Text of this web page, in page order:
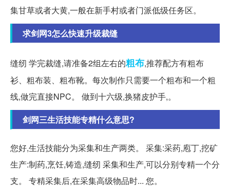
集甘草或者大黄,一般在新手村或者门派低级任务区。
求剑网3怎么快速升级裁缝
缝纫 学完裁缝,请准备2组左右的粗布,推荐配方有粗布
衫、粗布装、粗布靴。每次制作只需要一个粗布和一个粗
线,做完直接NPC。 做到十六级,换猪皮护手,。
剑网三生活技能专精什么意思?
您好,生活技能分为采集和生产两类。 采集:采药,庖丁,挖矿
生产:制药,烹饪,铸造,缝纫 采集和生产,可以分别专精一个分
支。 专精采集后,在采集高级物品时... 您。